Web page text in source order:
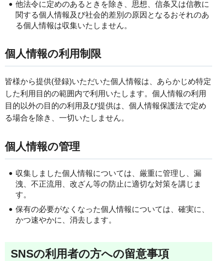
他法令に定めのあるときを除き、思想、信条又は信教に
関する個人情報及び社会的差別の原因となるおそれのあ
る個人情報は収集いたしません。
個人情報の利用制限
皆様から提供(登録)いただいた個人情報は、あらかじめ特定
した利用目的の範囲内で利用いたします。個人情報の利用
目的以外の目的の利用及び提供は、個人情報保護法で定め
る場合を除き、一切いたしません。
個人情報の管理
収集しました個人情報については、厳重に管理し、漏
洩、不正流用、改ざん等の防止に適切な対策を講じま
す。
保有の必要がなくなった個人情報については、確実に、
かつ速やかに、消去します。
SNSの利用者の方への留意事項